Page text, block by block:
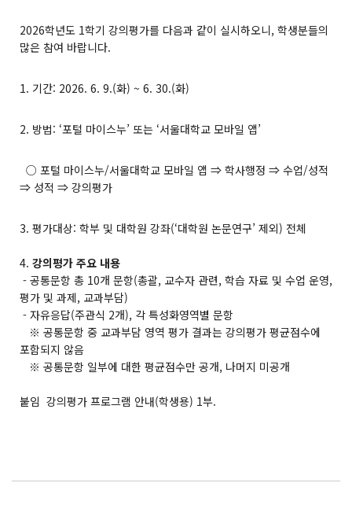
2026학년도 1학기 강의평가를 다음과 같이 실시하오니, 학생분들의
많은 참여 바랍니다.
1. 기간: 2026. 6. 9.(화) ~ 6. 30.(화)
2. 방법: ‘포털 마이스누’ 또는 ‘서울대학교 모바일 앱’
○ 포털 마이스누/서울대학교 모바일 앱 ⇒ 학사행정 ⇒ 수업/성적
⇒ 성적 ⇒ 강의평가
3. 평가대상: 학부 및 대학원 강좌(‘대학원 논문연구’ 제외) 전체
4. 강의평가 주요 내용
- 공통문항 총 10개 문항(총괄, 교수자 관련, 학습 자료 및 수업 운영,
평가 및 과제, 교과부담)
- 자유응답(주관식 2개), 각 특성화영역별 문항
※ 공통문항 중 교과부담 영역 평가 결과는 강의평가 평균점수에
포함되지 않음
※ 공통문항 일부에 대한 평균점수만 공개, 나머지 미공개
붙임 강의평가 프로그램 안내(학생용) 1부.